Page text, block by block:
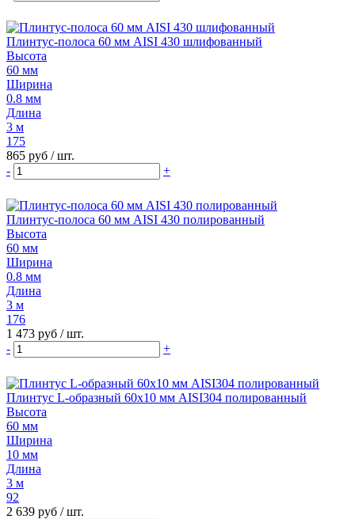
Плинтус-полоса 60 мм AISI 430 шлифованный
Высота
60 мм
Ширина
0.8 мм
Длина
3 м
175
865 руб / шт.
-
+
Плинтус-полоса 60 мм AISI 430 полированный
Высота
60 мм
Ширина
0.8 мм
Длина
3 м
176
1 473 руб / шт.
-
+
Плинтус L-образный 60х10 мм AISI304 полированный
Высота
60 мм
Ширина
10 мм
Длина
3 м
92
2 639 руб / шт.